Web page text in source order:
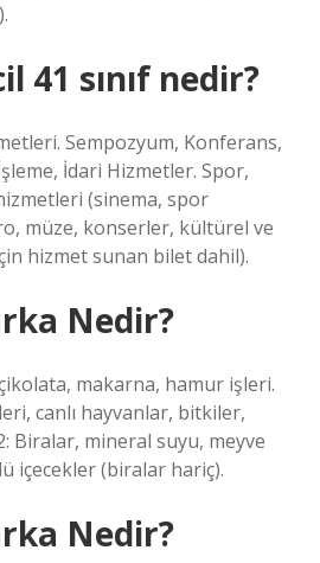
41 sınıf nedir?
Sempozyum, Konferans,
İdari Hizmetler. Spor,
(sinema, spor
müze, konserler, kültürel ve
hizmet sunan bilet dahil).
Nedir?
çikolata, makarna, hamur işleri.
canlı hayvanlar, bitkiler,
Biralar, mineral suyu, meyve
içecekler (biralar hariç).
Nedir?